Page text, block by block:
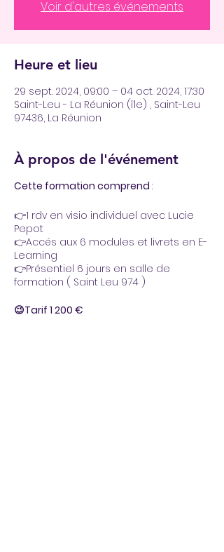
Voir d'autres événements
Heure et lieu
29 sept. 2024, 09:00 – 04 oct. 2024, 17:30
Saint-Leu - La Réunion (île) , Saint-Leu
97436, La Réunion
À propos de l'événement
Cette formation comprend :
👉1 rdv en visio individuel avec Lucie
Pepot
👉Accés aux 6 modules et livrets en E-
Learning
👉Présentiel 6 jours en salle de
formation ( Saint Leu 974 )
😉Tarif 1 200 €